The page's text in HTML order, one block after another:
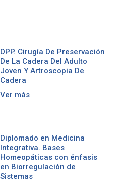
DPP. Cirugía De Preservación
De La Cadera Del Adulto
Joven Y Artroscopia De
Cadera
Ver más
Diplomado en Medicina
Integrativa. Bases
Homeopáticas con énfasis
en Biorregulación de
Sistemas